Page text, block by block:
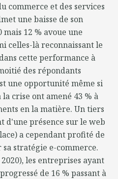
commerce et des services
une baisse de son
12 % avoue une
celles-là reconnaissant le
cette performance à
des répondants
une opportunité même si
crise ont amené 43 % à
en la matière. Un tiers
d'une présence sur le web
a cependant profité de
stratégie e-commerce.
les entreprises ayant
de 16 % passant à